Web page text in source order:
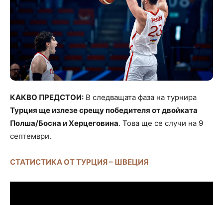
КАКВО ПРЕДСТОИ: В следващата фаза на турнира
Турция ще излезе срещу победителя от двойката
Полша/Босна и Херцеговина. Това ще се случи на 9
септември.
СТАТИСТИКА ОТ ТУРЦИЯ – ШВЕЦИЯ